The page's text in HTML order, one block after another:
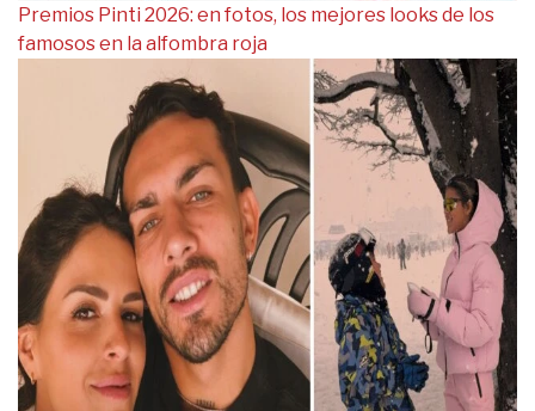
Premios Pinti 2026: en fotos, los mejores looks de los
famosos en la alfombra roja